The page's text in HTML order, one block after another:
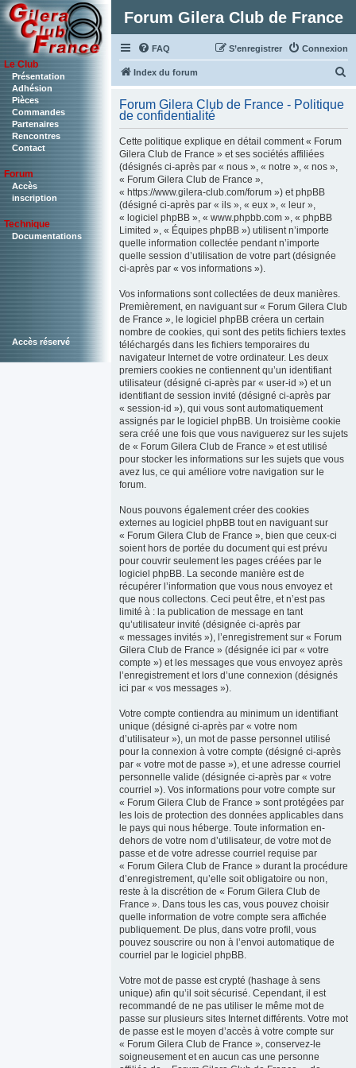
Le Club
Présentation
Adhésion
Pièces
Commandes
Partenaires
Rencontres
Contact
Forum
Accès
inscription
Technique
Documentations
Accès réservé
Forum Gilera Club de France
FAQ Connexion
S’enregistrer
Index du forum
h
Forum Gilera Club de France - Politique
de confidentialité
Cette politique explique en détail comment « Forum
Gilera Club de France » et ses sociétés affiliées
(désignés ci-après par « nous », « notre », « nos »,
« Forum Gilera Club de France »,
« https://www.gilera-club.com/forum ») et phpBB
(désigné ci-après par « ils », « eux », « leur »,
« logiciel phpBB », « www.phpbb.com », « phpBB
Limited », « Équipes phpBB ») utilisent n’importe
quelle information collectée pendant n’importe
quelle session d’utilisation de votre part (désignée
ci-après par « vos informations »).
Vos informations sont collectées de deux manières.
Premièrement, en naviguant sur « Forum Gilera Club
de France », le logiciel phpBB créera un certain
nombre de cookies, qui sont des petits fichiers textes
téléchargés dans les fichiers temporaires du
navigateur Internet de votre ordinateur. Les deux
premiers cookies ne contiennent qu’un identifiant
utilisateur (désigné ci-après par « user-id ») et un
identifiant de session invité (désigné ci-après par
« session-id »), qui vous sont automatiquement
assignés par le logiciel phpBB. Un troisième cookie
sera créé une fois que vous naviguerez sur les sujets
de « Forum Gilera Club de France » et est utilisé
pour stocker les informations sur les sujets que vous
avez lus, ce qui améliore votre navigation sur le
forum.
Nous pouvons également créer des cookies
externes au logiciel phpBB tout en naviguant sur
« Forum Gilera Club de France », bien que ceux-ci
soient hors de portée du document qui est prévu
pour couvrir seulement les pages créées par le
logiciel phpBB. La seconde manière est de
récupérer l’information que vous nous envoyez et
que nous collectons. Ceci peut être, et n’est pas
limité à : la publication de message en tant
qu’utilisateur invité (désignée ci-après par
« messages invités »), l’enregistrement sur « Forum
Gilera Club de France » (désignée ici par « votre
compte ») et les messages que vous envoyez après
l’enregistrement et lors d’une connexion (désignés
ici par « vos messages »).
Votre compte contiendra au minimum un identifiant
unique (désigné ci-après par « votre nom
d’utilisateur »), un mot de passe personnel utilisé
pour la connexion à votre compte (désigné ci-après
par « votre mot de passe »), et une adresse courriel
personnelle valide (désignée ci-après par « votre
courriel »). Vos informations pour votre compte sur
« Forum Gilera Club de France » sont protégées par
les lois de protection des données applicables dans
le pays qui nous héberge. Toute information en-
dehors de votre nom d’utilisateur, de votre mot de
passe et de votre adresse courriel requise par
« Forum Gilera Club de France » durant la procédure
d’enregistrement, qu’elle soit obligatoire ou non,
reste à la discrétion de « Forum Gilera Club de
France ». Dans tous les cas, vous pouvez choisir
quelle information de votre compte sera affichée
publiquement. De plus, dans votre profil, vous
pouvez souscrire ou non à l’envoi automatique de
courriel par le logiciel phpBB.
Votre mot de passe est crypté (hashage à sens
unique) afin qu’il soit sécurisé. Cependant, il est
recommandé de ne pas utiliser le même mot de
passe sur plusieurs sites Internet différents. Votre mot
de passe est le moyen d’accès à votre compte sur
« Forum Gilera Club de France », conservez-le
soigneusement et en aucun cas une personne